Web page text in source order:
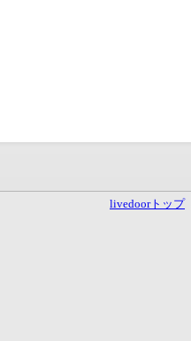
livedoorトップ